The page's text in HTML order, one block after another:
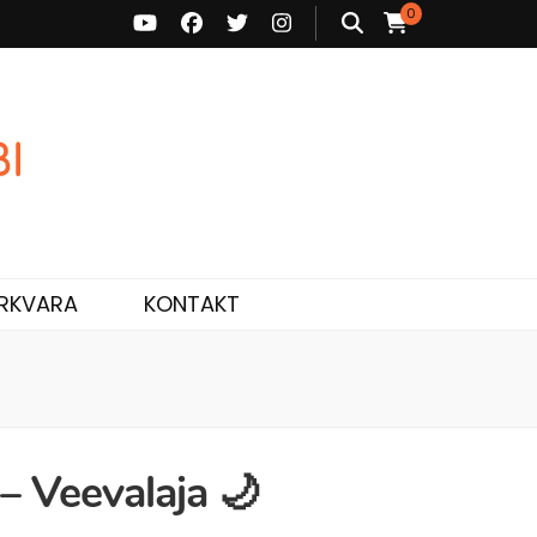
0
KONTAKT
Veevalaja 🌙